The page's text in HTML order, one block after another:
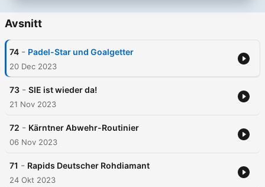
Avsnitt
74 - Padel-Star und Goalgetter
20 Dec 2023
73 - SIE ist wieder da!
21 Nov 2023
72 - Kärntner Abwehr-Routinier
06 Nov 2023
71 - Rapids Deutscher Rohdiamant
24 Okt 2023